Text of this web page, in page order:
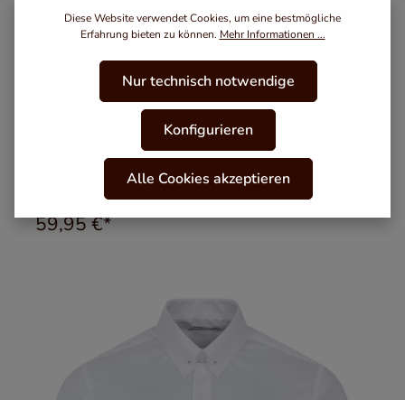
Blau gestreiftes Modern Cut Urban Line Schaeffer
Hemd mit Piccadilly Kragen
Varianten ab54,95 €*
59,95 €*
Diese Website verwendet Cookies, um eine bestmögliche
Erfahrung bieten zu können. Mehr Informationen ...
Nur technisch notwendige
Konfigurieren
Alle Cookies akzeptieren